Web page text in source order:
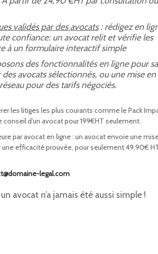
validés par des avocats: rédigez en
confiance: un avocat relit et vérifie les
à un formulaire interactif simple
des fonctionnalités en ligne pour
avocats sélectionnés, ou une mise en
pour des tarifs négociés.
les litiges les plus courants comme le Pack
d’un avocat pour 199€HT seulement.
par avocat en ligne : un avocat envoie une
efficacité prouvée, pour seulement 49,90€
legal.com
avocat n’a jamais été aussi simple !